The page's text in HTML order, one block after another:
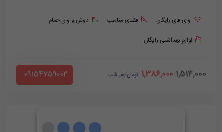
وای فای رایگان فضای مناسب دوش و وان حمام
لوازم بهداشتی رایگان
1,514,000
1,386,000 تومان/هر شب ‪ 09154759002